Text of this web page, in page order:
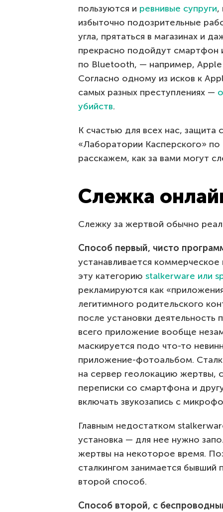
пользуются и ревнивые супруги,
избыточно подозрительные
угла, прятаться в магазинах и
прекрасно подойдут смартфон
по Bluetooth, — например, Apple
Согласно одному из исков к
самых разных преступлениях —
убийств.
К счастью для всех нас, защита
«Лаборатории Касперского»
расскажем, как за вами могут
Слежка
Слежку за жертвой обычно
Способ первый, чисто
устанавливается
эту категорию stalkerware или
рекламируются как
легитимного родительского
после установки деятельность
всего приложение вообще
маскируется подо что-то
приложение-фотоальбом.
на сервер геолокацию жертвы,
переписки со смартфона и
включать звукозапись с
Главным недостатком
установка — для нее нужно
жертвы на некоторое время.
сталкингом занимается бывший
второй способ.
Способ второй, с